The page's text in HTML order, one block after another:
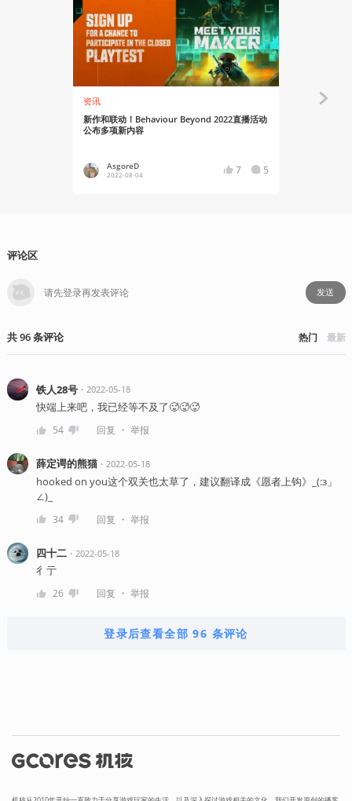
资讯
新作和联动！Behaviour Beyond 2022直播活动
公布多项新内容
AsgoreD
2022-08-04 7 5
评论区
发送
共96条评论 热门 最新
铁人28号・ 2022-05-18
快端上来吧，我已经等不及了🥵🥵🥵
54 回复 ・ 举报
薛定谔的熊猫・ 2022-05-18
hooked on you这个双关也太草了，建议翻译成《愿者上钩》_(:з」
∠)_
34 回复 ・ 举报
四十二・ 2022-05-18
彳亍
26 回复 ・ 举报
登录后查看全部 96 条评论